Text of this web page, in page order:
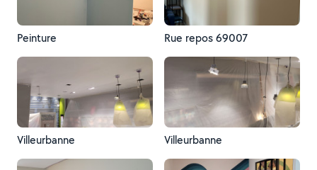
Peinture Rue repos 69007
Villeurbanne Villeurbanne